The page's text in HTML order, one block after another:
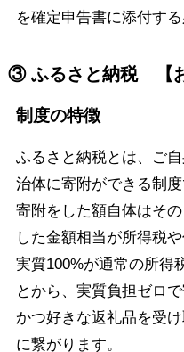
を確定申告書に添付する
③ ふるさと納税 【
制度の特徴
ふるさと納税とは、ご
治体に寄附ができる制度
寄附をした額自体はそ
した金額相当が所得税
実質100%が通常の所得
とから、実質負担ゼロ
かつ好きな返礼品を受
に繋がります。